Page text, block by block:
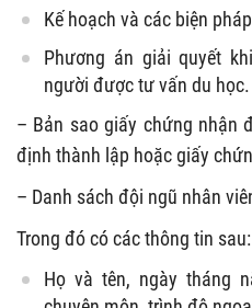
Kế hoạch và các biện
Phương án giải quyết
người được tư vấn du học.
– Bản sao giấy chứng nhận
định thành lập hoặc giấy
– Danh sách đội ngũ nhân
Trong đó có các thông tin sau:
Họ và tên, ngày tháng